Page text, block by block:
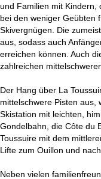
und Familien mit Kindern,
bei den weniger Geübten
Skivergnügen. Die
aus, sodass auch
erreichen können. Auch
zahlreichen
Der Hang über La
mittelschwere Pisten aus,
Skistation mit leichten,
Gondelbahn, die Côte du
Toussuire mit dem
Lifte zum Ouillon und
Neben vielen